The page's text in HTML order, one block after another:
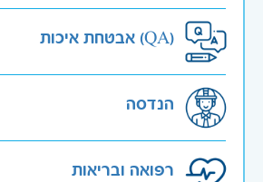
אבטחת איכות (QA)
הנדסה
רפואה ובריאות